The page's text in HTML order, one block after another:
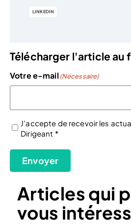
LINKEDIN
Télécharger l'article au
Votre e-mail (Nécessaire)
(Nécessaire)
J'accepte de recevoir les
Dirigeant *
Envoyer
Articles qui
vous